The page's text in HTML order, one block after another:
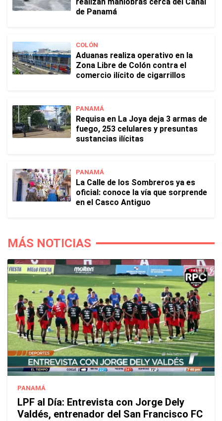
de Panamá
COLÓN
Aduanas realiza operativo en la
Zona Libre de Colón contra el
comercio ilícito de cigarrillos
PANAMÁ
Requisa en La Joya deja 3 armas de
fuego, 253 celulares y presuntas
sustancias ilícitas
PANAMÁ
La Calle de los Sombreros ya es
oficial: conoce la vía que sorprende
en el Casco Antiguo
MÁS NOTICIAS
PANAMÁ
LPF al Día: Entrevista con Jorge Dely
Valdés, entrenador del San Francisco FC